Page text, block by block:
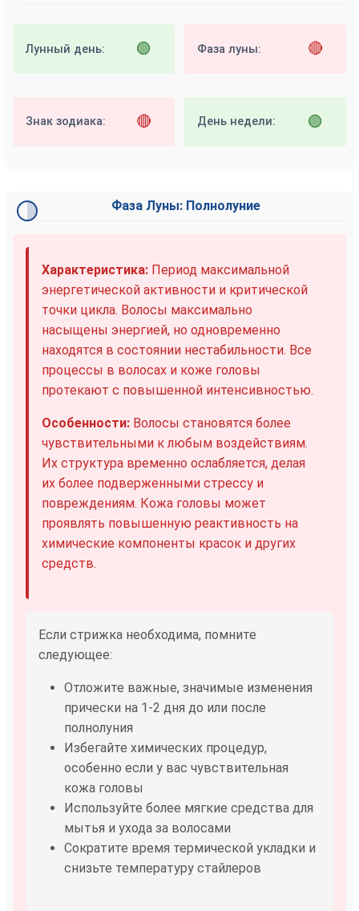
Лунный день: 🟢 Фаза луны: 🔴
Знак зодиака: 🔴 День недели: 🟢
Фаза Луны: Полнолуние
Характеристика: Период максимальной
энергетической активности и критической
точки цикла. Волосы максимально
насыщены энергией, но одновременно
находятся в состоянии нестабильности. Все
процессы в волосах и коже головы
протекают с повышенной интенсивностью.
Особенности: Волосы становятся более
чувствительными к любым воздействиям.
Их структура временно ослабляется, делая
их более подверженными стрессу и
повреждениям. Кожа головы может
проявлять повышенную реактивность на
химические компоненты красок и других
средств.
Если стрижка необходима, помните
следующее:
Отложите важные, значимые изменения
прически на 1-2 дня до или после
полнолуния
Избегайте химических процедур,
особенно если у вас чувствительная
кожа головы
Используйте более мягкие средства для
мытья и ухода за волосами
Сократите время термической укладки и
снизьте температуру стайлеров